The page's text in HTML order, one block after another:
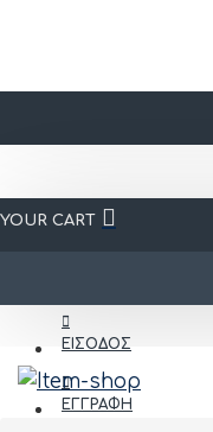
YOUR CART
ΕΙΣΟΔΟΣ
ΕΓΓΡΑΦΗ